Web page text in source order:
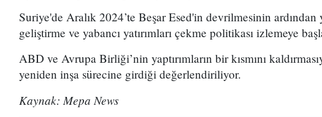
Suriye'de Aralık 2024’te Beşar Esed'in devrilmesinin
geliştirme ve yabancı yatırımları çekme politikası izlemeye
ABD ve Avrupa Birliği’nin yaptırımların bir kısmını
yeniden inşa sürecine girdiği değerlendiriliyor.
Kaynak: Mepa News